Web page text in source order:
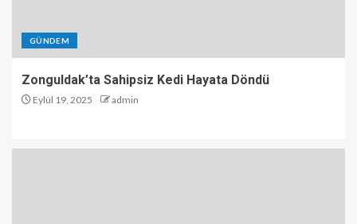
GÜNDEM
Zonguldak’ta Sahipsiz Kedi Hayata Döndü
Eylül 19, 2025 admin